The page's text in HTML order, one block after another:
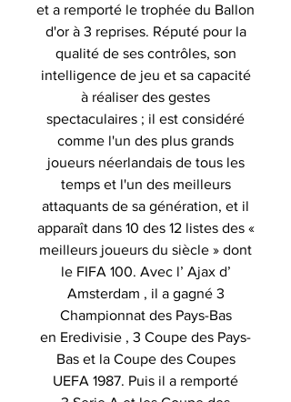
et a remporté le trophée du Ballon
d'or à 3 reprises. Réputé pour la
qualité de ses contrôles, son
intelligence de jeu et sa capacité
à réaliser des gestes
spectaculaires ; il est considéré
comme l'un des plus grands
joueurs néerlandais de tous les
temps et l'un des meilleurs
attaquants de sa génération, et il
apparaît dans 10 des 12 listes des «
meilleurs joueurs du siècle » dont
le FIFA 100. Avec l’ Ajax d’
Amsterdam , il a gagné 3
Championnat des Pays-Bas
en Eredivisie , 3 Coupe des Pays-
Bas et la Coupe des Coupes
UEFA 1987. Puis il a remporté